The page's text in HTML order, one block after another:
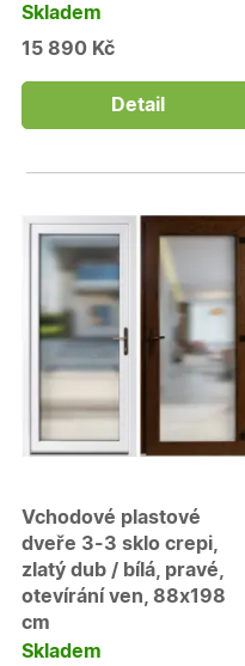
Skladem
15 890 Kč
Detail
Vchodové plastové
dveře 3-3 sklo crepi,
zlatý dub / bílá, pravé,
otevírání ven, 88x198
cm
Skladem